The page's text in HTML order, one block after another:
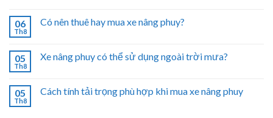
06
Th8
Có nên thuê hay mua xe nâng phuy?
05
Th8
Xe nâng phuy có thể sử dụng ngoài trời mưa?
05
Th8
Cách tính tải trọng phù hợp khi mua xe nâng phuy